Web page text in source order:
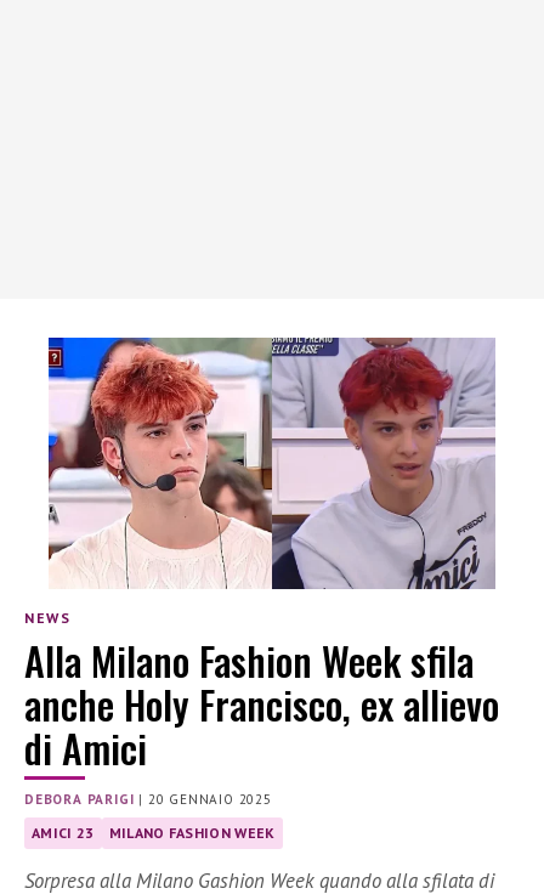
NEWS
Alla Milano Fashion Week sfila
anche Holy Francisco, ex allievo
di Amici
DEBORA PARIGI | 20 GENNAIO 2025
AMICI 23 MILANO FASHION WEEK
Sorpresa alla Milano Gashion Week quando alla sfilata di